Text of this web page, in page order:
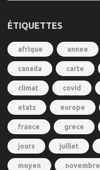
ÉTIQUETTES
afrique annee
canada carte
climat covid
etats europe
france grece
jours juillet
moyen novembre